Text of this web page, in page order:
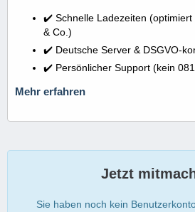
✔️ Schnelle Ladezeiten (optimiert
& Co.)
✔️ Deutsche Server & DSGVO-
✔️ Persönlicher Support (kein
Mehr erfahren
Jetzt
Sie haben noch kein